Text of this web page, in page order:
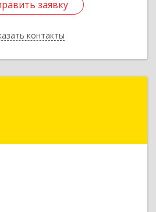
заявку
контакты
заявку
Назад
Пермь г, Советская ул,